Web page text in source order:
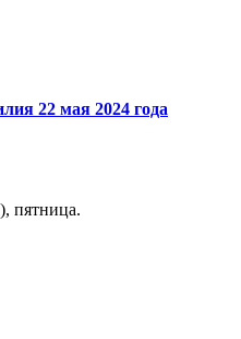
22 мая 2024 года
пятница.